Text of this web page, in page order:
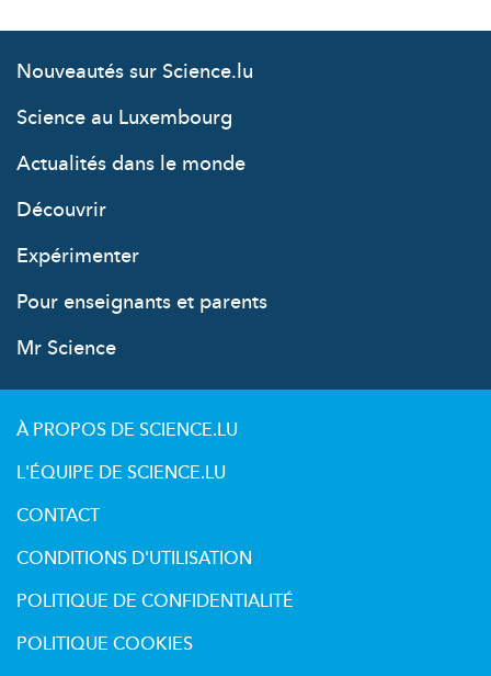
Nouveautés sur Science.lu
Science au Luxembourg
Actualités dans le monde
Découvrir
Expérimenter
Pour enseignants et parents
Mr Science
À PROPOS DE SCIENCE.LU
L'ÉQUIPE DE SCIENCE.LU
CONTACT
CONDITIONS D'UTILISATION
POLITIQUE DE CONFIDENTIALITÉ
POLITIQUE COOKIES